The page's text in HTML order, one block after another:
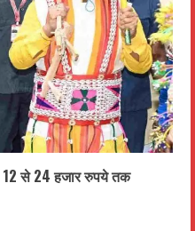
12 से 24 हजार रुपये तक